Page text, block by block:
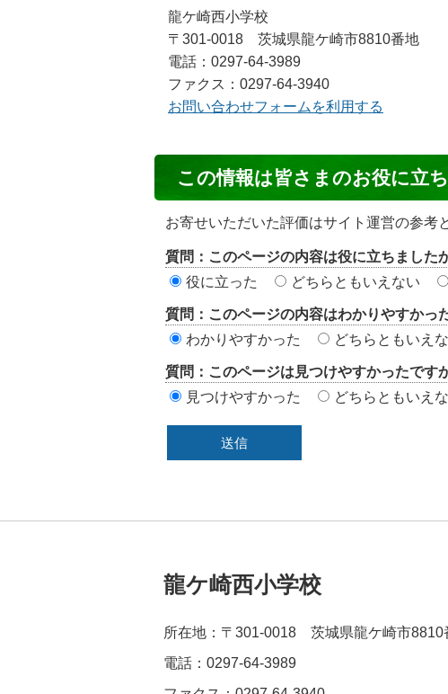
龍ケ崎西小学校
〒301-0018 茨城県龍ケ崎市8810番地
電話：0297-64-3989
ファクス：0297-64-3940
お問い合わせフォームを利用する
ン
テ
ン
ツ
価
リ
ア
この情報は皆さまのお役に立
お寄せいただいた評価はサイト運営の参考
質問：このページの内容は役に立ちました
役に立った
どちらともいえない
質問：このページの内容はわかりやすかっ
わかりやすかった
どちらともいえ
質問：このページは見つけやすかったです
見つけやすかった
どちらともいえ
龍ケ崎西小学校
所在地：〒301-0018 茨城県龍ケ崎市8810
電話：0297-64-3989